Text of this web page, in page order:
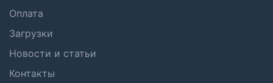
Оплата
Загрузки
Новости и статьи
Контакты